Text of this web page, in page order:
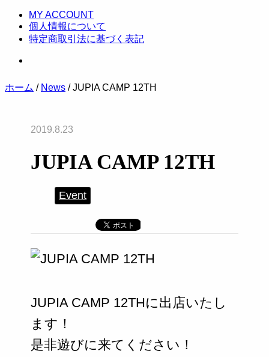
MY ACCOUNT
個人情報について
特定商取引法に基づく表記
ホーム / News / JUPIA CAMP 12TH
2019.8.23
JUPIA CAMP 12TH
Event
JUPIA CAMP 12THに出店いたし
ます！
是非遊びに来てください！